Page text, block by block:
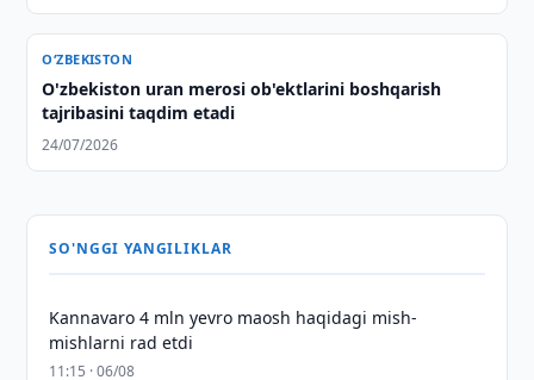
O‘ZBEKISTON
O'zbekiston uran merosi ob'ektlarini boshqarish
tajribasini taqdim etadi
24/07/2026
SO'NGGI YANGILIKLAR
Kannavaro 4 mln yevro maosh haqidagi mish-
mishlarni rad etdi
11:15 · 06/08